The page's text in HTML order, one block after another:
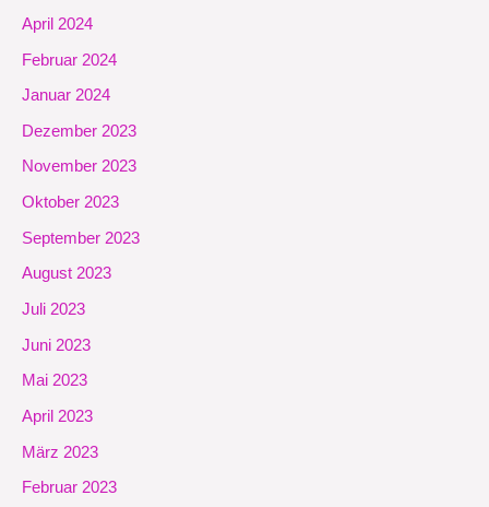
April 2024
Februar 2024
Januar 2024
Dezember 2023
November 2023
Oktober 2023
September 2023
August 2023
Juli 2023
Juni 2023
Mai 2023
April 2023
März 2023
Februar 2023